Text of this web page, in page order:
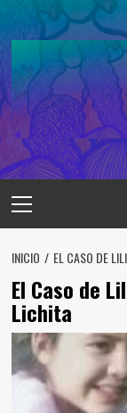
al
contenido
principal
INICIO EL CASO DE
El Caso de
Lichita